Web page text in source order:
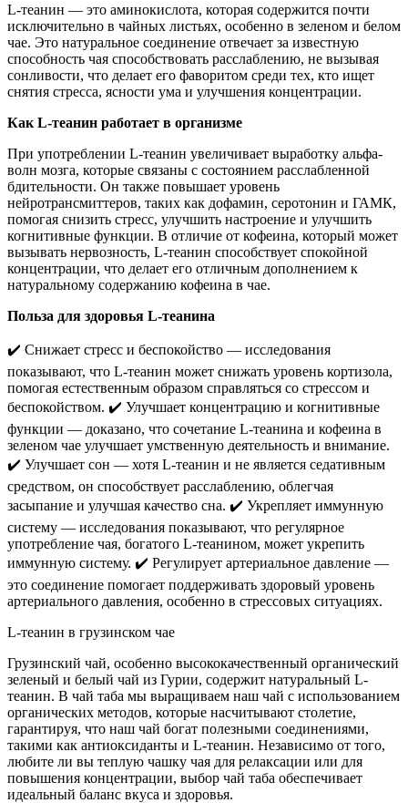
L-теанин — это аминокислота, которая содержится почти
исключительно в чайных листьях, особенно в зеленом и белом
чае. Это натуральное соединение отвечает за известную
способность чая способствовать расслаблению, не вызывая
сонливости, что делает его фаворитом среди тех, кто ищет
снятия стресса, ясности ума и улучшения концентрации.
Как L-теанин работает в организме
При употреблении L-теанин увеличивает выработку альфа-
волн мозга, которые связаны с состоянием расслабленной
бдительности. Он также повышает уровень
нейротрансмиттеров, таких как дофамин, серотонин и ГАМК,
помогая снизить стресс, улучшить настроение и улучшить
когнитивные функции. В отличие от кофеина, который может
вызывать нервозность, L-теанин способствует спокойной
концентрации, что делает его отличным дополнением к
натуральному содержанию кофеина в чае.
Польза для здоровья L-теанина
✔️ Снижает стресс и беспокойство — исследования
показывают, что L-теанин может снижать уровень кортизола,
помогая естественным образом справляться со стрессом и
беспокойством. ✔️ Улучшает концентрацию и когнитивные
функции — доказано, что сочетание L-теанина и кофеина в
зеленом чае улучшает умственную деятельность и внимание.
✔️ Улучшает сон — хотя L-теанин и не является седативным
средством, он способствует расслаблению, облегчая
засыпание и улучшая качество сна. ✔️ Укрепляет иммунную
систему — исследования показывают, что регулярное
употребление чая, богатого L-теанином, может укрепить
иммунную систему. ✔️ Регулирует артериальное давление —
это соединение помогает поддерживать здоровый уровень
артериального давления, особенно в стрессовых ситуациях.
L-теанин в грузинском чае
Грузинский чай, особенно высококачественный органический
зеленый и белый чай из Гурии, содержит натуральный L-
теанин. В чай таба мы выращиваем наш чай с использованием
органических методов, которые насчитывают столетие,
гарантируя, что наш чай богат полезными соединениями,
такими как антиоксиданты и L-теанин. Независимо от того,
любите ли вы теплую чашку чая для релаксации или для
повышения концентрации, выбор чай таба обеспечивает
идеальный баланс вкуса и здоровья.